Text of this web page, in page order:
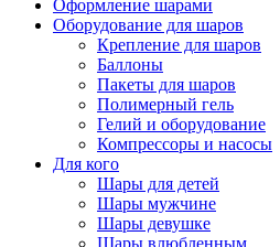
Оформление шарами
Оборудование для шаров
Крепление для шаров
Баллоны
Пакеты для шаров
Полимерный гель
Гелий и оборудование
Компрессоры и насосы
Для кого
Шары для детей
Шары мужчине
Шары девушке
Шары влюбленным